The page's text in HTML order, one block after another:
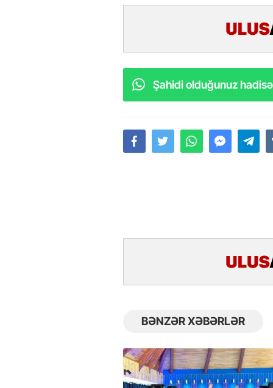
Şahidi olduğunuz
BƏNZƏR XƏBƏRLƏR